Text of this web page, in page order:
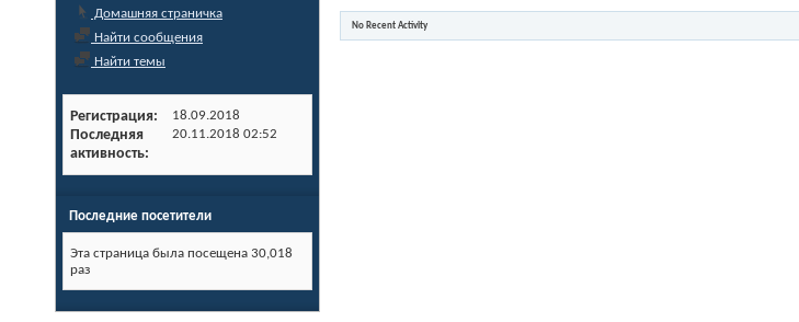
Домашняя страничка
Найти сообщения
Найти темы
Регистрация 18.09.2018
Последняя
активность
20.11.2018 02:52
Последние посетители
Эта страница была посещена 30,018
раз
No Recent Activity